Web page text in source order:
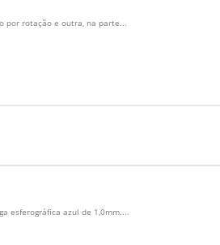
por rotação e outra, na parte...
esferográfica azul de 1,0mm....